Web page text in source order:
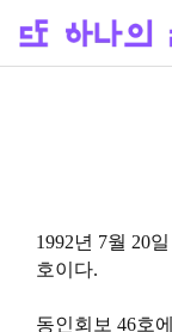
1992년 7월 20
호이다.
동인회보 46호